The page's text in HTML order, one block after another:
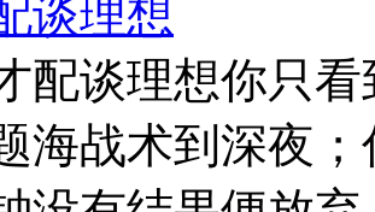
谈理想
配谈理想你只
海战术到深夜